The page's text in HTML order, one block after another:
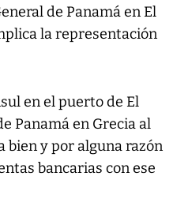
de Panamá en El
la representación
en el puerto de El
Panamá en Grecia al
bien y por alguna razón
bancarias con ese